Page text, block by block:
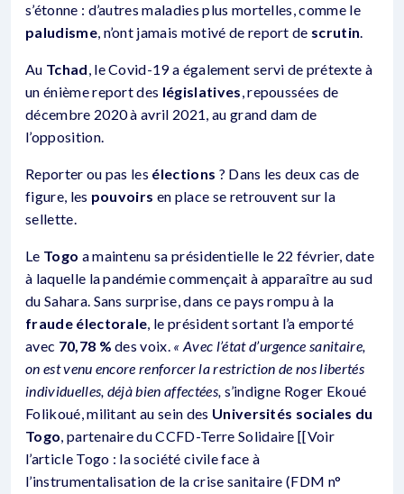
s’étonne : d’autres maladies plus mortelles, comme le
paludisme, n’ont jamais motivé de report de scrutin.
Au Tchad, le Covid-19 a également servi de prétexte à
un énième report des législatives, repoussées de
décembre 2020 à avril 2021, au grand dam de
l’opposition.
Reporter ou pas les élections ? Dans les deux cas de
figure, les pouvoirs en place se retrouvent sur la
sellette.
Le Togo a maintenu sa présidentielle le 22 février, date
à laquelle la pandémie commençait à apparaître au sud
du Sahara. Sans surprise, dans ce pays rompu à la
fraude électorale, le président sortant l’a emporté
avec 70,78 % des voix. « Avec l’état d’urgence sanitaire,
on est venu encore renforcer la restriction de nos libertés
individuelles, déjà bien affectées, s’indigne Roger Ekoué
Folikoué, militant au sein des Universités sociales du
Togo, partenaire du CCFD-Terre Solidaire [[Voir
l’article Togo : la société civile face à
l’instrumentalisation de la crise sanitaire (FDM n°